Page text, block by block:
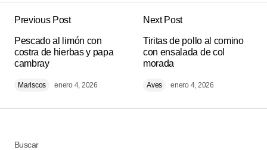
publicada. Los campos obligatorios están
marcados con *
Comment*
Previous Post
Pescado al limón con
costra de hierbas y papa
cambray
Mariscos enero 4, 2026
Next Post
Tiritas de pollo al comino
con ensalada de col
morada
Aves enero 4, 2026
Buscar